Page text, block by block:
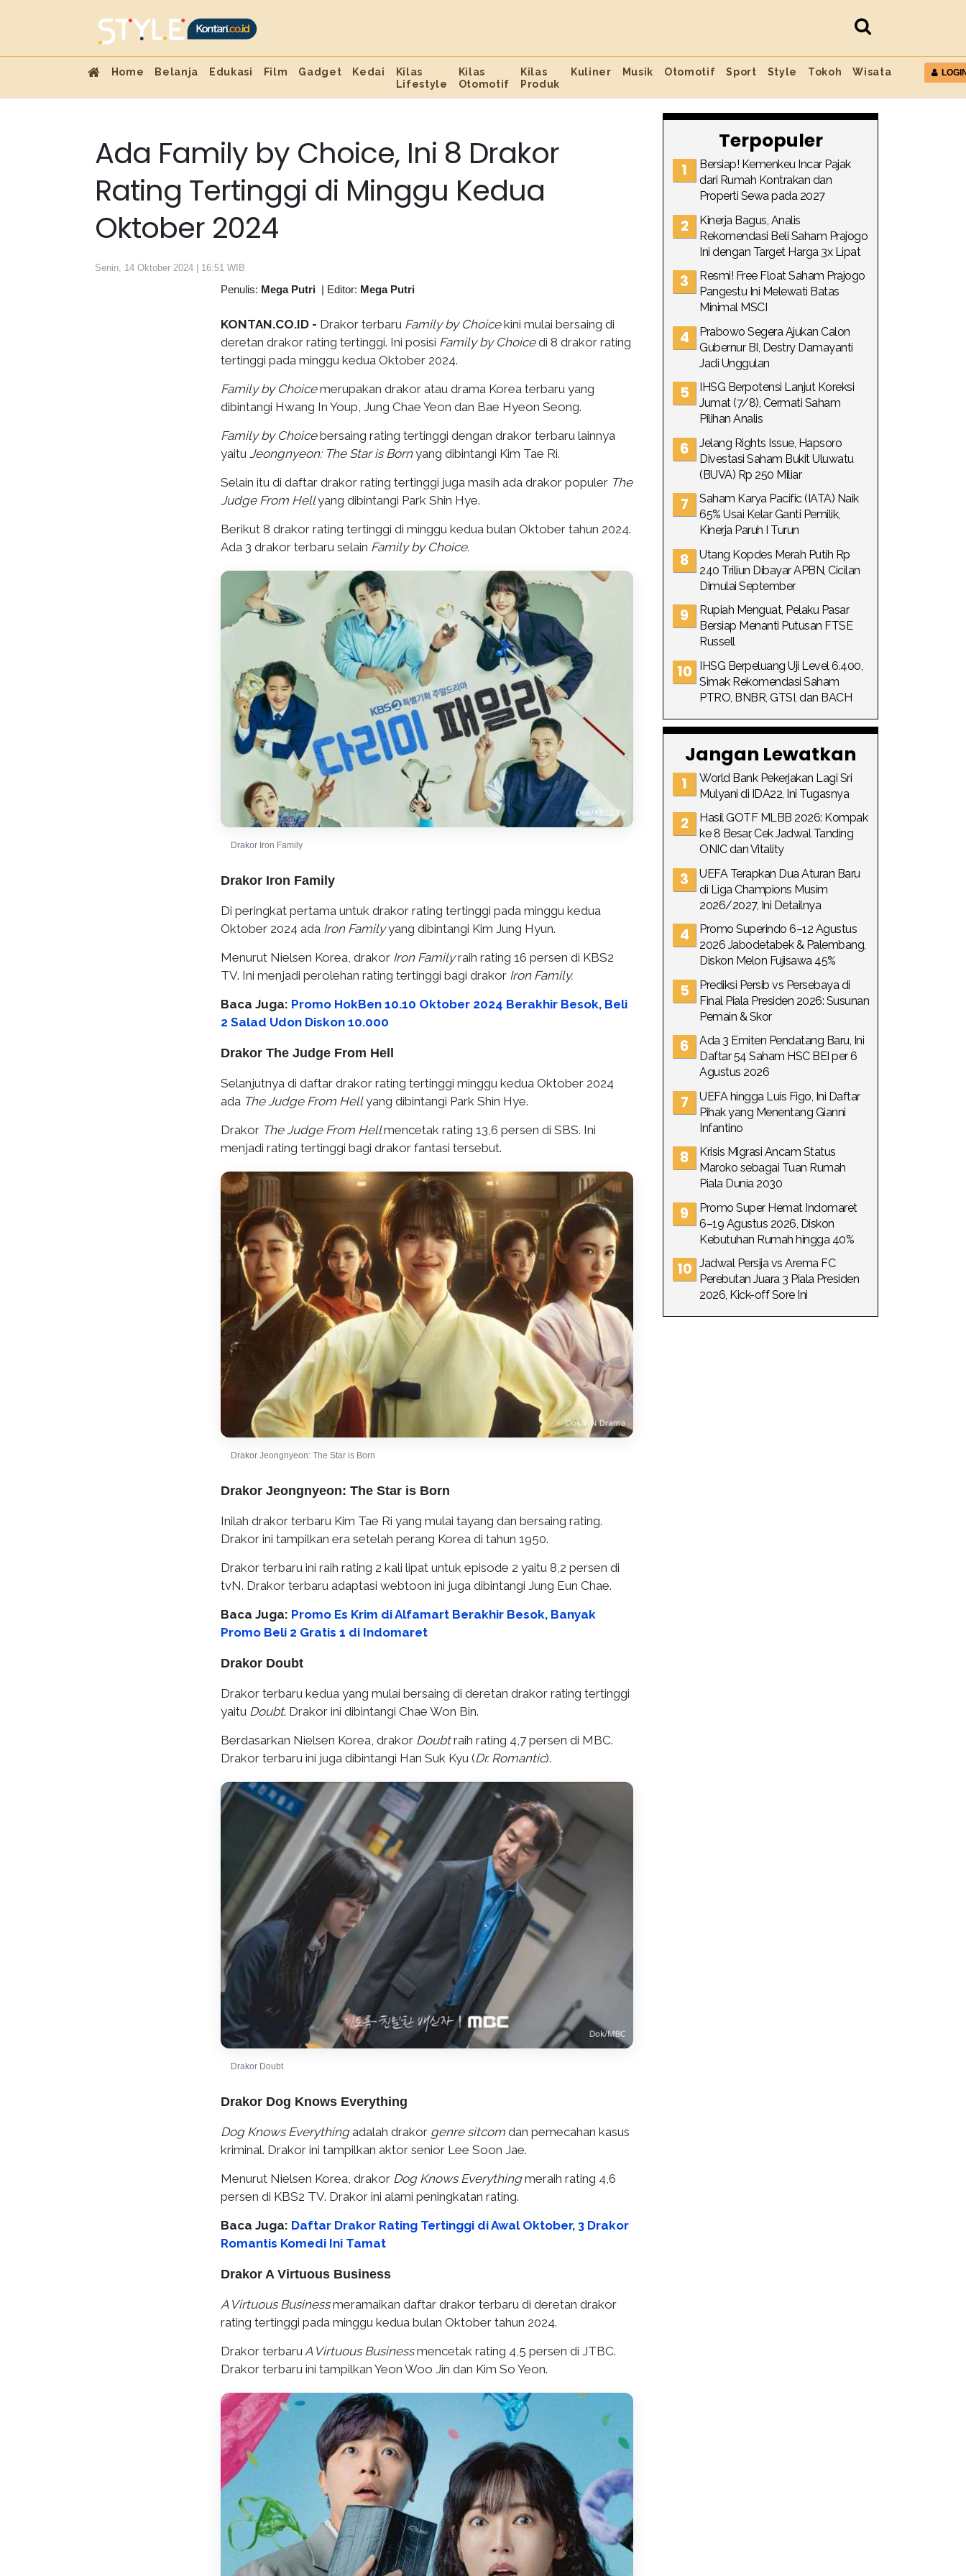
Home Belanja Edukasi Film Gadget Kedai
Kilas
Lifestyle
Kilas
Otomotif
Kilas
Produk
Kuliner Musik Otomotif Sport Style Tokoh Wisata
Ada Family by Choice, Ini 8 Drakor
Rating Tertinggi di Minggu Kedua
Oktober 2024
Senin, 14 Oktober 2024 | 16:51 WIB
Penulis: Mega Putri | Editor: Mega Putri
KONTAN.CO.ID - Drakor terbaru Family by Choicekini mulai bersaing di
deretan drakor rating tertinggi. Ini posisi Family by Choicedi 8 drakor rating
tertinggi pada minggu kedua Oktober 2024.
Family by Choicemerupakan drakor atau drama Korea terbaru yang
dibintangi Hwang In Youp, Jung Chae Yeon dan Bae Hyeon Seong.
Family by Choicebersaing rating tertinggi dengan drakor terbaru lainnya
yaitu Jeongnyeon: The Star is Bornyang dibintangi Kim Tae Ri.
Selain itu di daftar drakor rating tertinggi juga masih ada drakor populer The
Judge From Hellyang dibintangi Park Shin Hye.
Berikut 8 drakor rating tertinggi di minggu kedua bulan Oktober tahun 2024.
Ada 3 drakor terbaru selain Family by Choice.
Drakor Iron Family
Drakor Iron Family
Di peringkat pertama untuk drakor rating tertinggi pada minggu kedua
Oktober 2024 ada Iron Familyyang dibintangi Kim Jung Hyun.
Menurut Nielsen Korea, drakor Iron Familyraih rating 16 persen di KBS2
TV. Ini menjadi perolehan rating tertinggi bagi drakor Iron Family.
Baca Juga: Promo HokBen 10.10 Oktober 2024 Berakhir Besok, Beli
2 Salad Udon Diskon 10.000
Drakor The Judge From Hell
Selanjutnya di daftar drakor rating tertinggi minggu kedua Oktober 2024
ada The Judge From Hellyang dibintangi Park Shin Hye.
Drakor The Judge From Hellmencetak rating 13,6 persen di SBS. Ini
menjadi rating tertinggi bagi drakor fantasi tersebut.
Drakor Jeongnyeon: The Star is Born
Drakor Jeongnyeon: The Star is Born
Inilah drakor terbaru Kim Tae Ri yang mulai tayang dan bersaing rating.
Drakor ini tampilkan era setelah perang Korea di tahun 1950.
Drakor terbaru ini raih rating 2 kali lipat untuk episode 2 yaitu 8,2 persen di
tvN. Drakor terbaru adaptasi webtoon ini juga dibintangi Jung Eun Chae.
Baca Juga: Promo Es Krim di Alfamart Berakhir Besok, Banyak
Promo Beli 2 Gratis 1 di Indomaret
Drakor Doubt
Drakor terbaru kedua yang mulai bersaing di deretan drakor rating tertinggi
yaitu Doubt. Drakor ini dibintangi Chae Won Bin.
Berdasarkan Nielsen Korea, drakor Doubtraih rating 4,7 persen di MBC.
Drakor terbaru ini juga dibintangi Han Suk Kyu (Dr. Romantic).
Drakor Doubt
Drakor Dog Knows Everything
Dog Knows Everythingadalah drakor genre sitcom dan pemecahan kasus
kriminal. Drakor ini tampilkan aktor senior Lee Soon Jae.
Menurut Nielsen Korea, drakor Dog Knows Everythingmeraih rating 4,6
persen di KBS2 TV. Drakor ini alami peningkatan rating.
Baca Juga: Daftar Drakor Rating Tertinggi di Awal Oktober, 3 Drakor
Romantis Komedi Ini Tamat
Drakor A Virtuous Business
A Virtuous Businessmeramaikan daftar drakor terbaru di deretan drakor
rating tertinggi pada minggu kedua bulan Oktober tahun 2024.
Drakor terbaruA Virtuous Businessmencetak rating 4,5 persen di JTBC.
Drakor terbaru ini tampilkan Yeon Woo Jin dan Kim So Yeon.
Terpopuler
Bersiap! Kemenkeu Incar Pajak
dari Rumah Kontrakan dan
Properti Sewa pada 2027
Kinerja Bagus, Analis
Rekomendasi Beli Saham Prajogo
Ini dengan Target Harga 3x Lipat
Resmi! Free Float Saham Prajogo
Pangestu Ini Melewati Batas
Minimal MSCI
Prabowo Segera Ajukan Calon
Gubernur BI, Destry Damayanti
Jadi Unggulan
IHSG Berpotensi Lanjut Koreksi
Jumat (7/8), Cermati Saham
Pilihan Analis
Jelang Rights Issue, Hapsoro
Divestasi Saham Bukit Uluwatu
(BUVA) Rp 250 Miliar
Saham Karya Pacific (IATA) Naik
65% Usai Kelar Ganti Pemilik,
Kinerja Paruh I Turun
Utang Kopdes Merah Putih Rp
240 Triliun Dibayar APBN, Cicilan
Dimulai September
Rupiah Menguat, Pelaku Pasar
Bersiap Menanti Putusan FTSE
Russell
IHSG Berpeluang Uji Level 6.400,
Simak Rekomendasi Saham
PTRO, BNBR, GTSI, dan BACH
Jangan Lewatkan
World Bank Pekerjakan Lagi Sri
Mulyani di IDA22, Ini Tugasnya
Hasil GOTF MLBB 2026: Kompak
ke 8 Besar, Cek Jadwal Tanding
ONIC dan Vitality
UEFA Terapkan Dua Aturan Baru
di Liga Champions Musim
2026/2027, Ini Detailnya
Promo Superindo 6–12 Agustus
2026 Jabodetabek & Palembang,
Diskon Melon Fujisawa 45%
Prediksi Persib vs Persebaya di
Final Piala Presiden 2026: Susunan
Pemain & Skor
Ada 3 Emiten Pendatang Baru, Ini
Daftar 54 Saham HSC BEI per 6
Agustus 2026
UEFA hingga Luis Figo, Ini Daftar
Pihak yang Menentang Gianni
Infantino
Krisis Migrasi Ancam Status
Maroko sebagai Tuan Rumah
Piala Dunia 2030
Promo Super Hemat Indomaret
6–19 Agustus 2026, Diskon
Kebutuhan Rumah hingga 40%
Jadwal Persija vs Arema FC
Perebutan Juara 3 Piala Presiden
2026, Kick-off Sore Ini